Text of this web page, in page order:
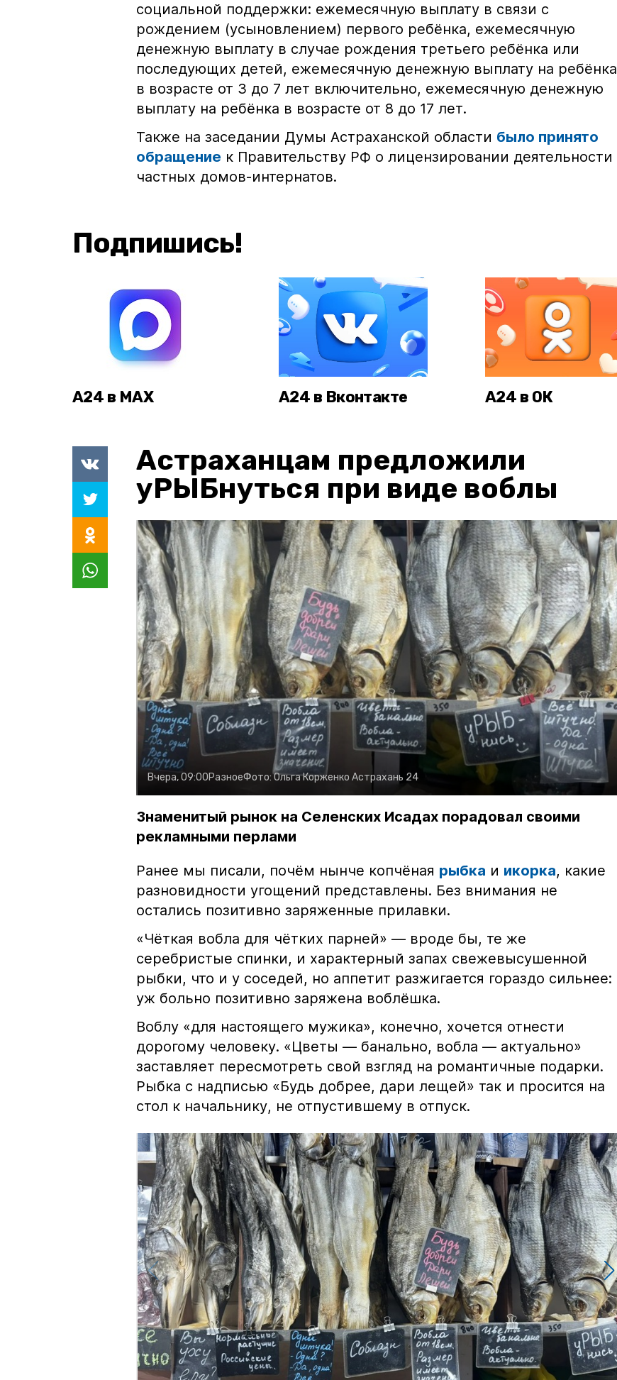
социальной поддержки: ежемесячную выплату в связи с
рождением (усыновлением) первого ребёнка, ежемесячную
денежную выплату в случае рождения третьего ребёнка или
последующих детей, ежемесячную денежную выплату на ребёнка
в возрасте от 3 до 7 лет включительно, ежемесячную денежную
выплату на ребёнка в возрасте от 8 до 17 лет.
Также на заседании Думы Астраханской области было принято
обращение к Правительству РФ о лицензировании деятельности
частных домов-интернатов.
Подпишись!
А24 в MAX А24 в Вконтакте А24 в ОК
Астраханцам предложили
уРЫБнуться при виде воблы
Вчера, 09:00РазноеФото:Ольга Корженко Астрахань 24
Знаменитый рынок на Селенских Исадах порадовал своими
рекламными перлами
Ранее мы писали, почём нынче копчёная рыбка и икорка, какие
разновидности угощений представлены. Без внимания не
остались позитивно заряженные прилавки.
«Чёткая вобла для чётких парней» — вроде бы, те же
серебристые спинки, и характерный запах свежевысушенной
рыбки, что и у соседей, но аппетит разжигается гораздо сильнее:
уж больно позитивно заряжена воблёшка.
Воблу «для настоящего мужика», конечно, хочется отнести
дорогому человеку. «Цветы — банально, вобла — актуально»
заставляет пересмотреть свой взгляд на романтичные подарки.
Рыбка с надписью «Будь добрее, дари лещей» так и просится на
стол к начальнику, не отпустившему в отпуск.